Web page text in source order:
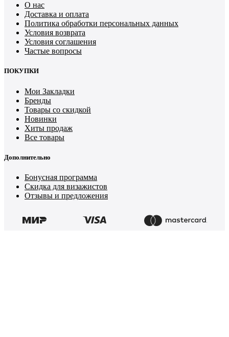
О нас
Доставка и оплата
Политика обработки персональных данных
Условия возврата
Условия соглашения
Частые вопросы
ПОКУПКИ
Мои Закладки
Бренды
Товары со скидкой
Новинки
Хиты продаж
Все товары
Дополнительно
Бонусная программа
Скидка для визажистов
Отзывы и предложения